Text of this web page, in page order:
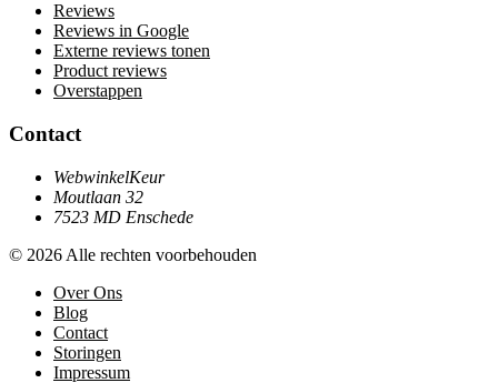
Reviews
Reviews in Google
Externe reviews tonen
Product reviews
Overstappen
Contact
WebwinkelKeur
Moutlaan 32
7523 MD Enschede
© 2026 Alle rechten voorbehouden
Over Ons
Blog
Contact
Storingen
Impressum